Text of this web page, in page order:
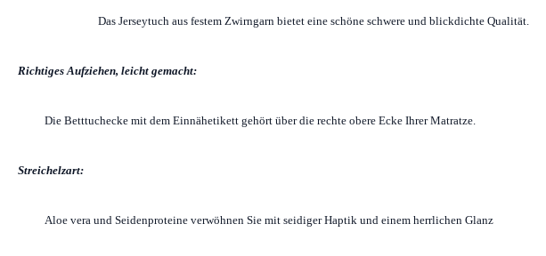
Das Jerseytuch aus festem Zwirngarn bietet eine schöne schwere und blickdichte Qualität.
Richtiges Aufziehen, leicht gemacht:
Die Betttuchecke mit dem Einnähetikett gehört über die rechte obere Ecke Ihrer Matratze.
Streichelzart:
Aloe vera und Seidenproteine verwöhnen Sie mit seidiger Haptik und einem herrlichen Glanz